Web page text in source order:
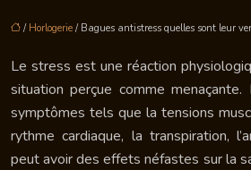
/ Horlogerie / Bagues antistress quelles sont leur
Le stress est une réaction
situation perçue comme
symptômes tels que la tensions
rythme cardiaque, la transpiration,
peut avoir des effets néfastes sur la